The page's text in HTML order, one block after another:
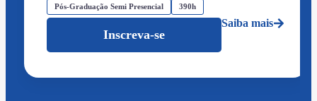
Pós-Graduação Semi Presencial 390h
Inscreva-se
Saiba mais